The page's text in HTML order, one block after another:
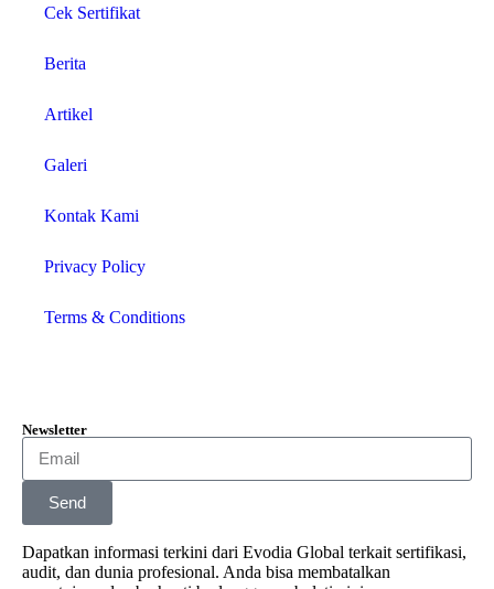
Cek Sertifikat
Berita
Artikel
Galeri
Kontak Kami
Privacy Policy
Terms & Conditions
Newsletter
Send
Dapatkan informasi terkini dari Evodia Global terkait sertifikasi,
audit, dan dunia profesional. Anda bisa membatalkan